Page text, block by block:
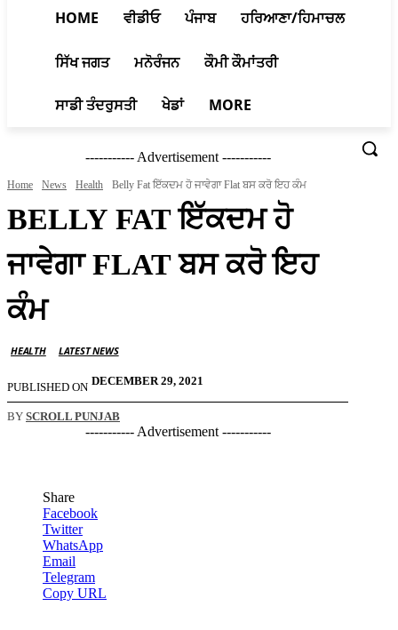
HOME ਵੀਡੀਓ ਪੰਜਾਬ ਹਰਿਆਣਾ/ਹਿਮਾਚਲ
ਸਿੱਖ ਜਗਤ ਮਨੋਰੰਜਨ ਕੌਮੀ ਕੌਮਾਂਤਰੀ
ਸਾਡੀ ਤੰਦਰੁਸਤੀ ਖੇਡਾਂ MORE
----------- Advertisement -----------
Home News Health Belly Fat ਇੱਕਦਮ ਹੋ ਜਾਵੇਗਾ Flat ਬਸ ਕਰੋ ਇਹ ਕੰਮ
BELLY FAT ਇੱਕਦਮ ਹੋ
ਜਾਵੇਗਾ FLAT ਬਸ ਕਰੋ ਇਹ
ਕੰਮ
HEALTH LATEST NEWS
PUBLISHED ON DECEMBER 29, 2021
BY SCROLL PUNJAB
----------- Advertisement -----------
Share
Facebook
Twitter
WhatsApp
Email
Telegram
Copy URL